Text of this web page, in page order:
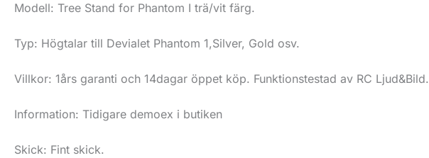
Modell: Tree Stand for Phantom I trä/vit färg.
Typ: Högtalar till Devialet Phantom 1,Silver, Gold osv.
Villkor: 1års garanti och 14dagar öppet köp. Funktionstestad av RC Ljud&Bild.
Information: Tidigare demoex i butiken
Skick: Fint skick.